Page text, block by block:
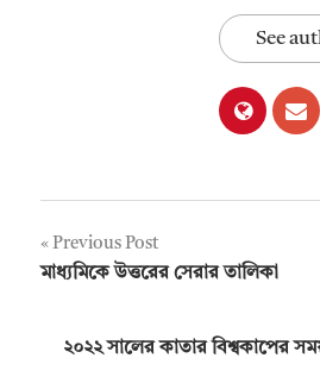
See
Post
Previous Post
মাধ্যমিকে উত্তরের সেরার তালিকা
২০২২ সালের কাতার বিশ্বকাপের